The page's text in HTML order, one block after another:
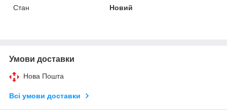
Стан
Новий
Умови доставки
Нова Пошта
Всі умови доставки